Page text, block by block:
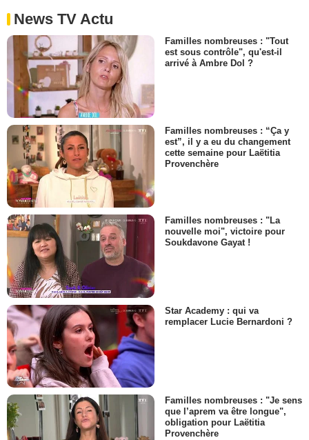
News TV Actu
Familles nombreuses : "Tout
est sous contrôle", qu'est-il
arrivé à Ambre Dol ?
Familles nombreuses : “Ça y
est”, il y a eu du changement
cette semaine pour Laëtitia
Provenchère
Familles nombreuses : "La
nouvelle moi", victoire pour
Soukdavone Gayat !
Star Academy : qui va
remplacer Lucie Bernardoni ?
Familles nombreuses : "Je sens
que l’aprem va être longue",
obligation pour Laëtitia
Provenchère